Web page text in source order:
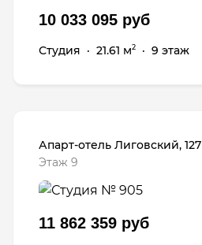
10 033 095 руб
Студия · 21.61 м2 · 9 этаж
Апарт-отель Лиговский, 127
Этаж 9
11 862 359 руб